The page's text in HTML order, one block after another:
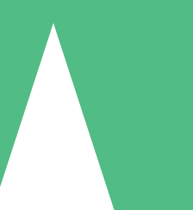
Creditpakketten
Geen maandelijkse verplichting
5 Downloaden
US$